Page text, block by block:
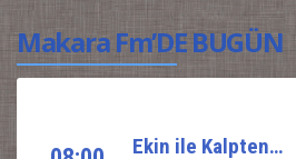
Makara Fm’DE BUGÜN
Ekin ile Kalpten Nağmeler